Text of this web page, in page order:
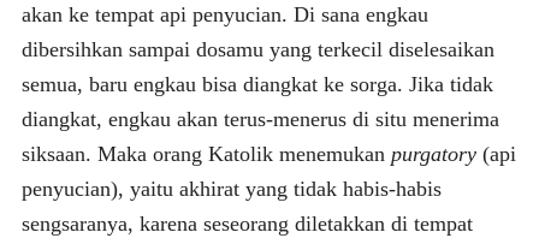
akan ke tempat api penyucian. Di sana engkau
dibersihkan sampai dosamu yang terkecil diselesaikan
semua, baru engkau bisa diangkat ke sorga. Jika tidak
diangkat, engkau akan terus-menerus di situ menerima
siksaan. Maka orang Katolik menemukan purgatory(api
penyucian), yaitu akhirat yang tidak habis-habis
sengsaranya, karena seseorang diletakkan di tempat